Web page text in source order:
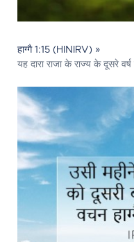
हाग्गै 1:15 (HINIRV) »
यह दारा राजा के राज्य के दूसरे